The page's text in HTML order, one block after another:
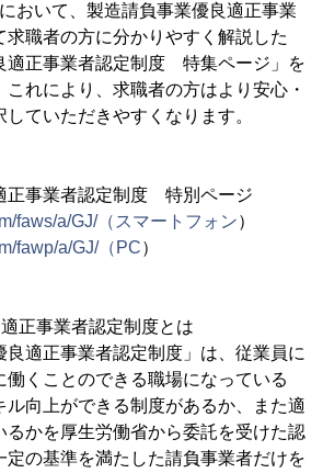
おいて、製造請負事業優良適正事業
求職者の方に分かりやすく解説した
適正事業者認定制度 特集ページ」を
れにより、求職者の方はより安心・
ていただきやすくなります。
正事業者認定制度 特別ページ
faws/a/GJ/（スマートフォン）
fawp/a/GJ/（PC）
正事業者認定制度とは
適正事業者認定制度」は、従業員に
働くことのできる職場になっている
ル向上ができる制度があるか、また適
るかを厚生労働省から委託を受けた認
定の基準を満たした請負事業者だけを